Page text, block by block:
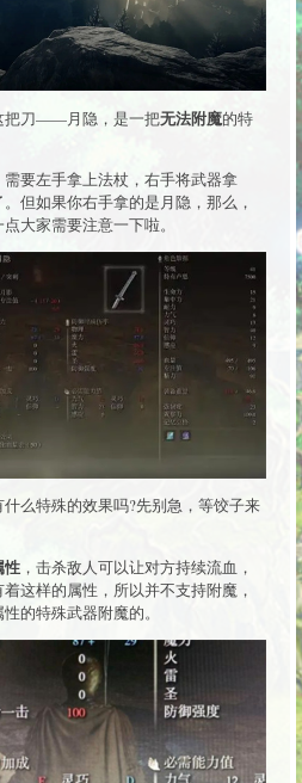
把刀——月隐，是一把无法附魔的特
要左手拿上法杖，右手将武器拿
但如果你右手拿的是月隐，那么，
大家需要注意一下啦。
么特殊的效果吗?先别急，等饺子来
性 ，击杀敌人可以让对方持续流血，
这样的属性，所以并不支持附魔，
的特殊武器附魔的。